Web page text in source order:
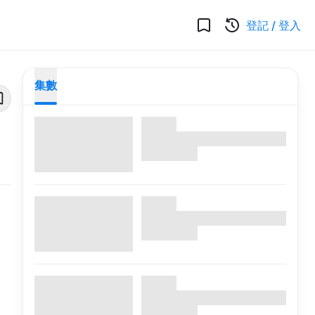
登記 / 登入
集數